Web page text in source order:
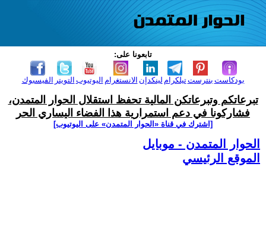
تابعونا على:
الفيسبوك التويتر اليوتيوب الانستغرام لينكدإن تيلكرامبنترست بودكاست
تبرعاتكم وتبرعاتكن المالية تحفظ استقلال الحوار المتمدن،
فشاركونا في دعم استمرارية هذا الفضاء اليساري الحر
[اشترك في قناة ‫«الحوار المتمدن» على اليوتيوب]
الحوار المتمدن - موبايل
الموقع الرئيسي